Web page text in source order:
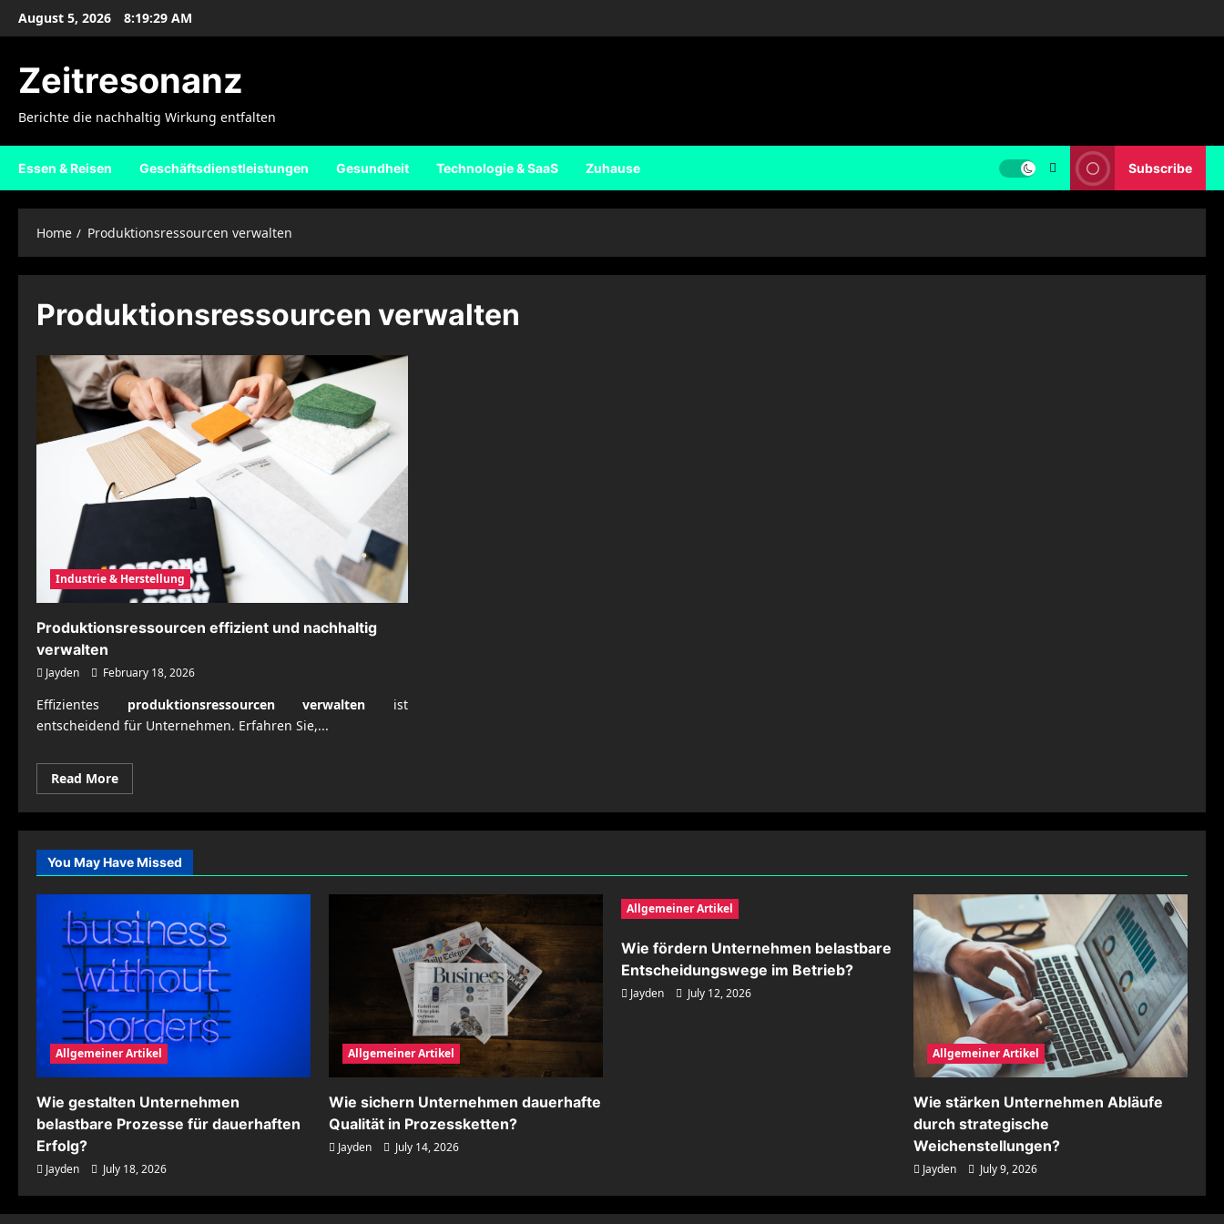
SkipAugust 5, 2026 8:19:30 AM
Zeitresonanz
Berichte die nachhaltig Wirkung entfalten
Essen & Reisen Geschäftsdienstleistungen Gesundheit Technologie & SaaS Zuhause Subscribe
Home Produktionsressourcen verwalten
Produktionsressourcen verwalten
Industrie & Herstellung
Produktionsressourcen effizient und nachhaltig
verwalten
Jayden February 18, 2026
Effizientes produktionsressourcen verwalten ist
entscheidend für Unternehmen. Erfahren Sie,...
Read MoreRead
more
Produktionsressourcen
effizient
nachhaltig
verwalten
You May Have Missed
Allgemeiner Artikel
Wie gestalten Unternehmen
belastbare Prozesse für dauerhaften
Erfolg?
Jayden July 18, 2026
Allgemeiner Artikel
Wie sichern Unternehmen dauerhafte
Qualität in Prozessketten?
Jayden July 14, 2026
Allgemeiner Artikel
Wie fördern Unternehmen belastbare
Entscheidungswege im Betrieb?
Jayden July 12, 2026
Allgemeiner Artikel
Wie stärken Unternehmen Abläufe
durch strategische
Weichenstellungen?
Jayden July 9, 2026